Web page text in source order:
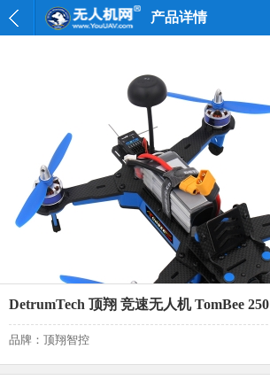
产品详情
DetrumTech 顶翔 竞速无人机 TomBee 250
品牌：顶翔智控